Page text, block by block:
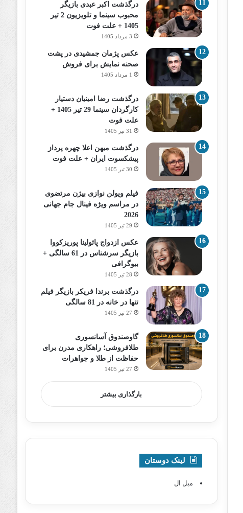
درگذشت اکبر عبدی بازیگر
محبوب سینما و تلویزیون 2 تیر
1405 + علت فوت
3 مرداد 1405
عکس پژمان جمشیدی در پشت
صحنه نمایش برای فروش
1 مرداد 1405
درگذشت رضا امینیان دستیار
کارگردان سینما 29 تیر 1405 +
علت فوت
31 تیر 1405
درگذشت میهن اعلا چهره پرداز
پیشکسوت ایران + علت فوت
30 تیر 1405
فیلم ویولن نوازی بیژن مرتضوی
در مراسم ویژه فینال جام جهانی
2026
29 تیر 1405
عکس ازدواج پائولینا پوریزکووا
بازیگر سرشناس در 61 سالگی +
بیوگرافی
28 تیر 1405
درگذشت برندا فریکر بازیگر فیلم
تنها در خانه در 81 سالگی
27 تیر 1405
گاوصندوق آسانسوری
طلافروشی؛ راهکاری مدرن برای
حفاظت از طلا و جواهرات
27 تیر 1405
بارگذاری بیشتر
لینک دوستان
مبل ال